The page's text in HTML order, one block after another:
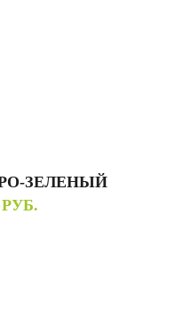
ЗЕЛЕНЫЙ
РУБ.